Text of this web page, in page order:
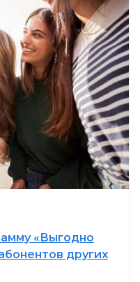
«Выгодно
других